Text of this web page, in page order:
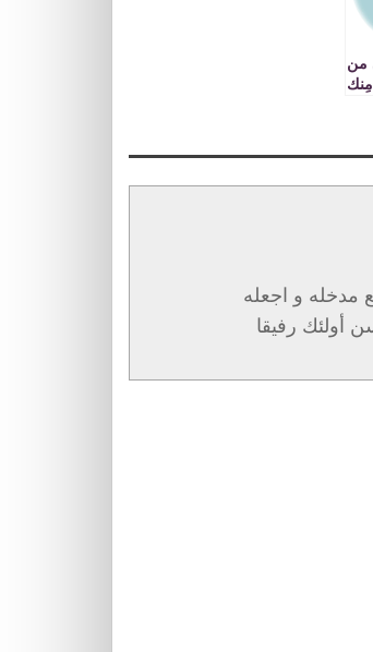
من
مِنك
مدخله و اجعله
أولئك رفيقا